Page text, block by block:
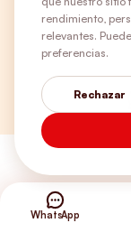
WhatsApp
rendimiento,
relevantes.
preferencias.
Rechazar